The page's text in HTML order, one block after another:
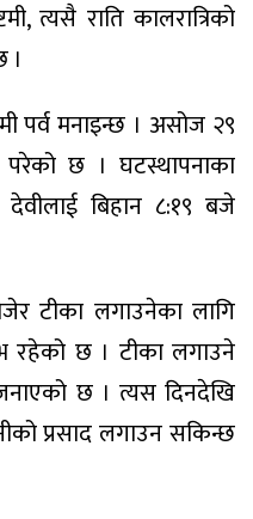
त्यसै राति कालरात्रिको
।
पर्व मनाइन्छ । असोज २९
छ । घटस्थापनाका
बिहान ८:१९ बजे
टीका लगाउनेका लागि
रहेको छ । टीका लगाउने
छ । त्यस दिनदेखि
प्रसाद लगाउन सकिन्छ